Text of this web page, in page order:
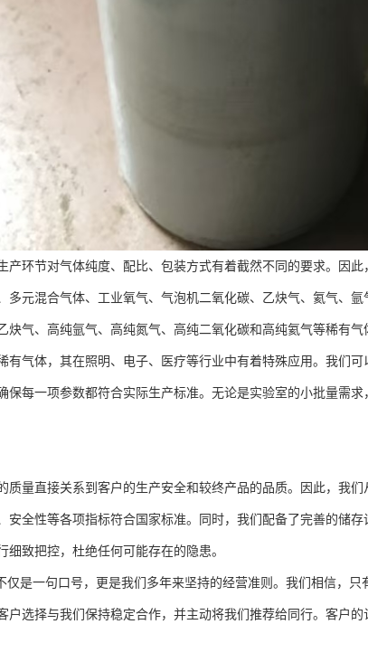
产环节对气体纯度、配比、包装方式有着截然不同的要求。因
多元混合气体、工业氧气、气泡机二氧化碳、乙炔气、氦气、
炔气、高纯氩气、高纯氮气、高纯二氧化碳和高纯氦气等稀有气
有气体，其在照明、电子、医疗等行业中有着特殊应用。我们可
保每一项参数都符合实际生产标准。无论是实验室的小批量需
质量直接关系到客户的生产安全和较终产品的品质。因此，我
安全性等各项指标符合国家标准。同时，我们配备了完善的储存
细致把控，杜绝任何可能存在的隐患。
仅是一句口号，更是我们多年来坚持的经营准则。我们相信，
户选择与我们保持稳定合作，并主动将我们推荐给同行。客户的